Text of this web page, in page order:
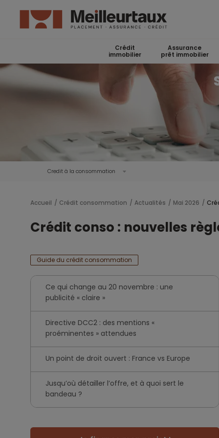
Crédit
immobilier
Assurance
prêt immobilier
Credit à la consommation
Accueil Crédit consommation Actualités Mai 2026
Crédit conso : nouvelles
Guide du crédit consommation
Ce qui change au 20 novembre : une
publicité « claire »
Directive DCC2 : des mentions «
proéminentes » attendues
Un point de droit ouvert : France vs Europe
Jusqu’où détailler l’offre, et à quoi sert le
bandeau ?